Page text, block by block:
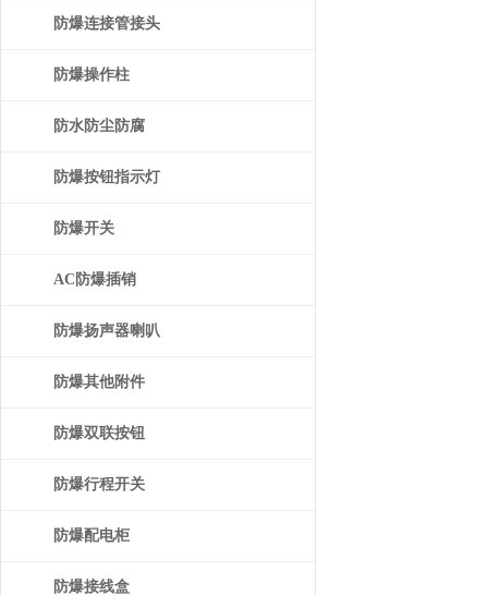
防爆连接管接头
防爆操作柱
防水防尘防腐
防爆按钮指示灯
防爆开关
AC防爆插销
防爆扬声器喇叭
防爆其他附件
防爆双联按钮
防爆行程开关
防爆配电柜
防爆接线盒